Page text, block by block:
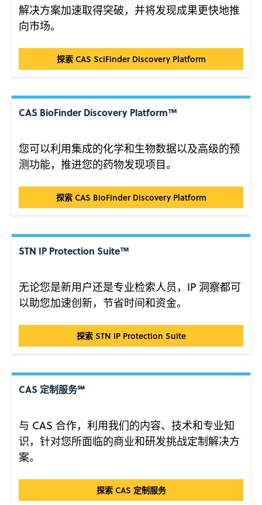
解决方案加速取得突破，并将发现成果更快地推
向市场。
探索 CAS SciFinder Discovery Platform
CAS SciFinder Discovery Platform™
CAS BioFinder Discovery Platform™
您可以利用集成的化学和生物数据以及高级的预
测功能，推进您的药物发现项目。
探索 CAS BioFinder Discovery Platform
CAS BioFinder Discovery Platform™
STN IP Protection Suite™
无论您是新用户还是专业检索人员，IP 洞察都可
以助您加速创新，节省时间和资金。
探索 STN IP Protection Suite
STN IP Protection Suite™
CAS 定制服务℠
与 CAS 合作，利用我们的内容、技术和专业知
识，针对您所面临的商业和研发挑战定制解决方
案。
探索 CAS 定制服务